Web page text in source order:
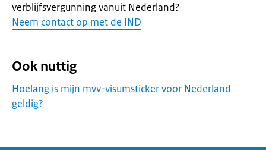
verblijfsvergunning vanuit Nederland?
Neem contact op met de IND
Ook nuttig
Hoelang is mijn mvv-visumsticker voor Nederland
geldig?